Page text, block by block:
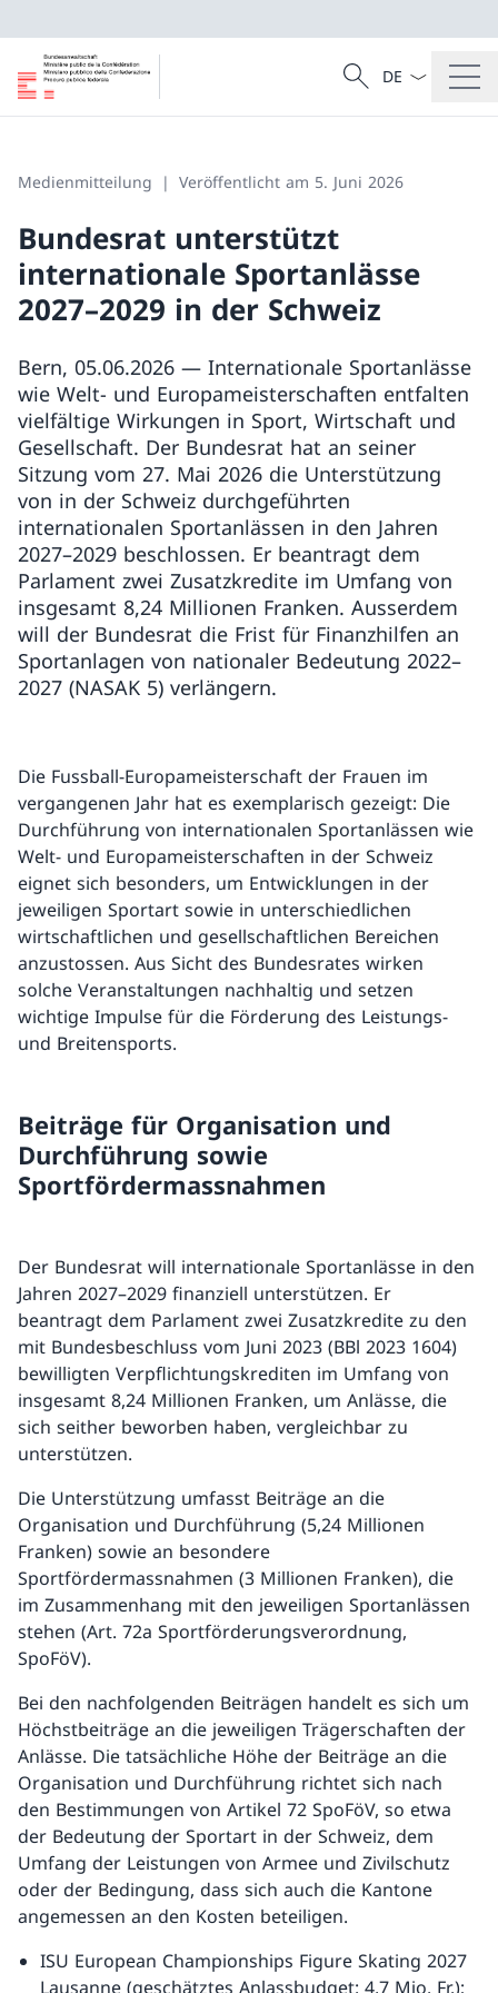
Suche
Suche
Sprach
Medienmitteilung Veröffentlicht am 5. Juni 2026
Bundesrat unterstützt
internationale Sportanlässe
2027–2029 in der Schweiz
Bern, 05.06.2026 — Internationale Sportanlässe
wie Welt- und Europameisterschaften entfalten
vielfältige Wirkungen in Sport, Wirtschaft und
Gesellschaft. Der Bundesrat hat an seiner
Sitzung vom 27. Mai 2026 die Unterstützung
von in der Schweiz durchgeführten
internationalen Sportanlässen in den Jahren
2027–2029 beschlossen. Er beantragt dem
Parlament zwei Zusatzkredite im Umfang von
insgesamt 8,24 Millionen Franken. Ausserdem
will der Bundesrat die Frist für Finanzhilfen an
Sportanlagen von nationaler Bedeutung 2022–
2027 (NASAK 5) verlängern.
Die Fussball-Europameisterschaft der Frauen im
vergangenen Jahr hat es exemplarisch gezeigt: Die
Durchführung von internationalen Sportanlässen wie
Welt- und Europameisterschaften in der Schweiz
eignet sich besonders, um Entwicklungen in der
jeweiligen Sportart sowie in unterschiedlichen
wirtschaftlichen und gesellschaftlichen Bereichen
anzustossen. Aus Sicht des Bundesrates wirken
solche Veranstaltungen nachhaltig und setzen
wichtige Impulse für die Förderung des Leistungs-
und Breitensports.
Beiträge für Organisation und
Durchführung sowie
Sportfördermassnahmen
Der Bundesrat will internationale Sportanlässe in den
Jahren 2027–2029 finanziell unterstützen. Er
beantragt dem Parlament zwei Zusatzkredite zu den
mit Bundesbeschluss vom Juni 2023 (BBl 2023 1604)
bewilligten Verpflichtungskrediten im Umfang von
insgesamt 8,24 Millionen Franken, um Anlässe, die
sich seither beworben haben, vergleichbar zu
unterstützen.
Die Unterstützung umfasst Beiträge an die
Organisation und Durchführung (5,24 Millionen
Franken) sowie an besondere
Sportfördermassnahmen (3 Millionen Franken), die
im Zusammenhang mit den jeweiligen Sportanlässen
stehen (Art. 72a Sportförderungsverordnung,
SpoFöV).
Bei den nachfolgenden Beiträgen handelt es sich um
Höchstbeiträge an die jeweiligen Trägerschaften der
Anlässe. Die tatsächliche Höhe der Beiträge an die
Organisation und Durchführung richtet sich nach
den Bestimmungen von Artikel 72 SpoFöV, so etwa
der Bedeutung der Sportart in der Schweiz, dem
Umfang der Leistungen von Armee und Zivilschutz
oder der Bedingung, dass sich auch die Kantone
angemessen an den Kosten beteiligen.
ISU European Championships Figure Skating 2027
Lausanne (geschätztes Anlassbudget: 4,7 Mio. Fr.);